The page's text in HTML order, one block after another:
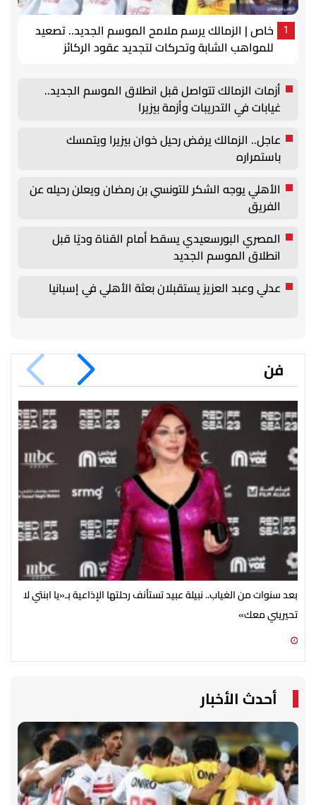
1
خاص | الزمالك يرسم ملامح الموسم الجديد.. تصعيد
للمواهب الشابة وتحركات لتجديد عقود الركائز
أزمات الزمالك تتواصل قبل انطلاق الموسم الجديد..
غيابات في التدريبات وأزمة بيزيرا
عاجل.. الزمالك يرفض رحيل خوان بيزيرا ويتمسك
باستمراره
الأهلي يوجه الشكر للتونسي بن رمضان ويعلن رحيله عن
الفريق
المصري البورسعيدي يسقط أمام القناة وديًا قبل
انطلاق الموسم الجديد
عدلي وعبد العزيز يستقبلان بعثة الأهلي في إسبانيا
فن
بعد سنوات من الغياب.. نبيلة عبيد تستأنف رحلتها الإذاعية بـ«يا ابنتي لا
تحيريني معك»
أحدث الأخبار